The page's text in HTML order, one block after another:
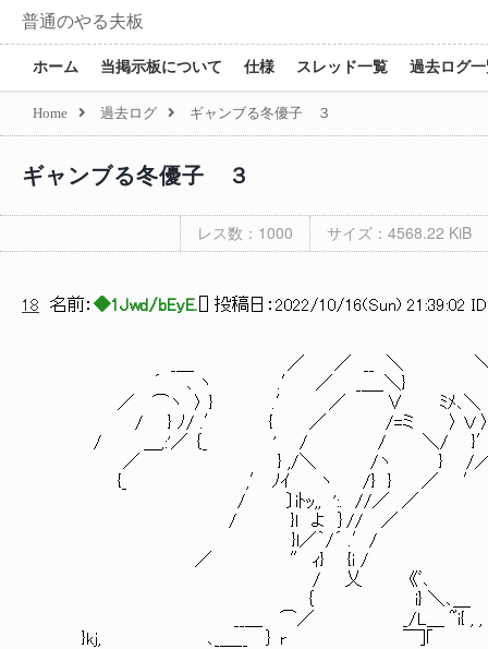
普通のやる夫板
ホーム 当掲示板について 仕様 スレッド一覧 過去ログ
Home 過去ログ ギャンブる冬優子 ３
ギャンブる冬優子 ３
レス数：1000 サイズ：4568.22 KiB
18 名前： ◆1Jwd/bEyE. ] 投稿日： 2022/10/16(Sun) 21:39:02
_＿ ／ ／ __ ＼ ＼
´ ､ ヽ .′ ／ _＿_＼}
／ ⌒ヽ 〉 } .′ ／ ∨ ﾐﾒ､＼ }
/ } ﾉ/ .′ { ／ /=ミ 〉 Ｖ 〉 /
/ ＿,:'／ ｛_ ' / / ＼/ }′/
／ } ,/＼ /ヽ } /／ ￣]｢ 冖冖￢￢
{_ ,′ ﾉｲ ヽ /
/ 〕iﾄｯ,, ':. //／ ／ j L _ し
/ }l よ ｝// ／ ￢
}l／｀/´ .′/ ￣ 冖
／ ″ ｨ} {i /
/ 乂 《ﾞ､
｛ i} ＼､
__＿ ⌒／ _/L＿ ~i{ , , , . . .､､､
}kj, ､_＿__